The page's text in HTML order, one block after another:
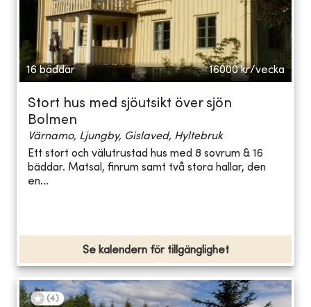
16 bäddar 16000 kr/vecka
Stort hus med sjöutsikt över sjön
Bolmen
Värnamo, Ljungby, Gislaved, Hyltebruk
Ett stort och välutrustad hus med 8 sovrum & 16
bäddar. Matsal, finrum samt två stora hallar, den
en...
Se kalendern för tillgänglighet
(4)